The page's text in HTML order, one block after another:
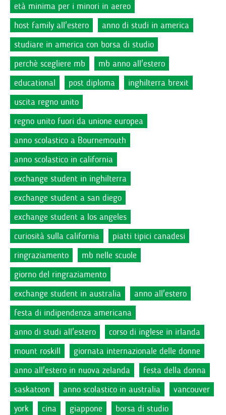
età minima per i minori in aereo
host family all'estero
anno di studi in america
studiare in america con borsa di studio
perchè scegliere mb
mb anno all'estero
educational
post diploma
inghilterra brexit
uscita regno unito
regno unito fuori da unione europea
anno scolastico a Bournemouth
anno scolastico in california
exchange student in inghilterra
exchange student a san diego
exchange student a los angeles
curiosità sulla california
piatti tipici canadesi
ringraziamento
mb nelle scuole
giorno del ringraziamento
exchange student in australia
anno all'estero
festa di indipendenza americana
anno di studi all'estero
corso di inglese in irlanda
mount roskill
giornata internazionale delle donne
anno all'estero in nuova zelanda
festa della donna
saskatoon
anno scolastico in australia
vancouver
york
cina giappone
borsa di studio